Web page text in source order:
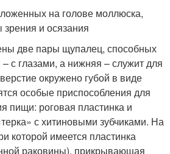
на голове моллюска,
зрения и осязания
две пары щупалец, способных
– с глазами, а нижняя – служит для
окружено губой в виде
особые приспособления для
пищи: роговая пластинка и
с хитиновыми зубчиками. На
которой имеется пластинка
раковины), прикрывающая